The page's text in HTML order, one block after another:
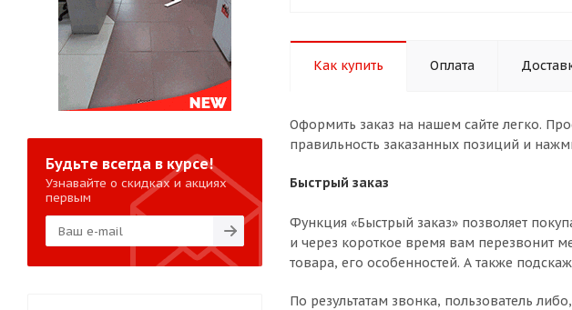
Как купить Оплата
Оформить заказ на нашем сайте легко.
правильность заказанных позиций и
Быстрый заказ
Функция «Быстрый заказ» позволяет
и через короткое время вам перезвонит
товара, его особенностей. А также
По результатам звонка, пользователь
Будьте всегда в курсе!
Узнавайте о скидках и акциях
первым